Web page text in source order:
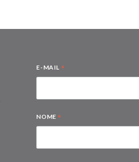
E-MAIL *
NOME *